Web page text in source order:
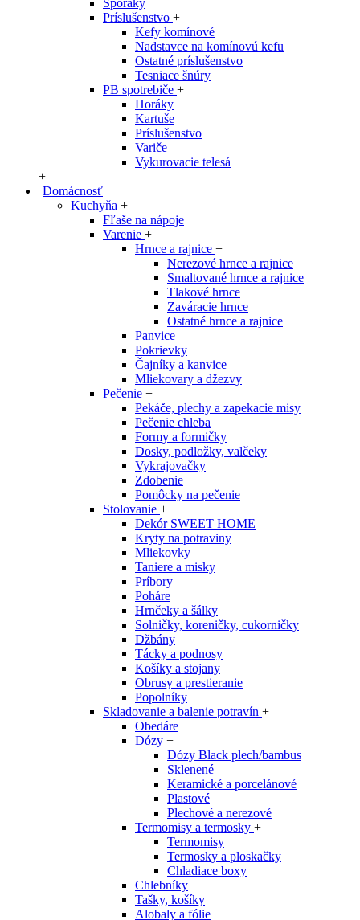
Sporáky
Príslušenstvo +
Kefy komínové
Nadstavce na komínovú kefu
Ostatné príslušenstvo
Tesniace šnúry
PB spotrebiče +
Horáky
Kartuše
Príslušenstvo
Variče
Vykurovacie telesá
+
Domácnosť
Kuchyňa +
Fľaše na nápoje
Varenie +
Hrnce a rajnice +
Nerezové hrnce a rajnice
Smaltované hrnce a rajnice
Tlakové hrnce
Zaváracie hrnce
Ostatné hrnce a rajnice
Panvice
Pokrievky
Čajníky a kanvice
Mliekovary a džezvy
Pečenie +
Pekáče, plechy a zapekacie misy
Pečenie chleba
Formy a formičky
Dosky, podložky, valčeky
Vykrajovačky
Zdobenie
Pomôcky na pečenie
Stolovanie +
Dekór SWEET HOME
Kryty na potraviny
Mliekovky
Taniere a misky
Príbory
Poháre
Hrnčeky a šálky
Solničky, koreničky, cukorničky
Džbány
Tácky a podnosy
Košíky a stojany
Obrusy a prestieranie
Popolníky
Skladovanie a balenie potravín +
Obedáre
Dózy +
Dózy Black plech/bambus
Sklenené
Keramické a porcelánové
Plastové
Plechové a nerezové
Termomisy a termosky +
Termomisy
Termosky a ploskačky
Chladiace boxy
Chlebníky
Tašky, košíky
Alobaly a fólie